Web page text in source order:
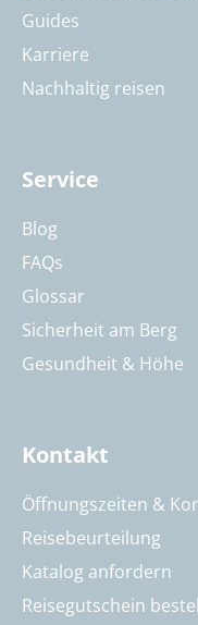
Guides
Karriere
Nachhaltig reisen
Service
Blog
FAQs
Glossar
Sicherheit am Berg
Gesundheit & Höhe
Kontakt
Öffnungszeiten &
Reisebeurteilung
Katalog anfordern
Reisegutschein